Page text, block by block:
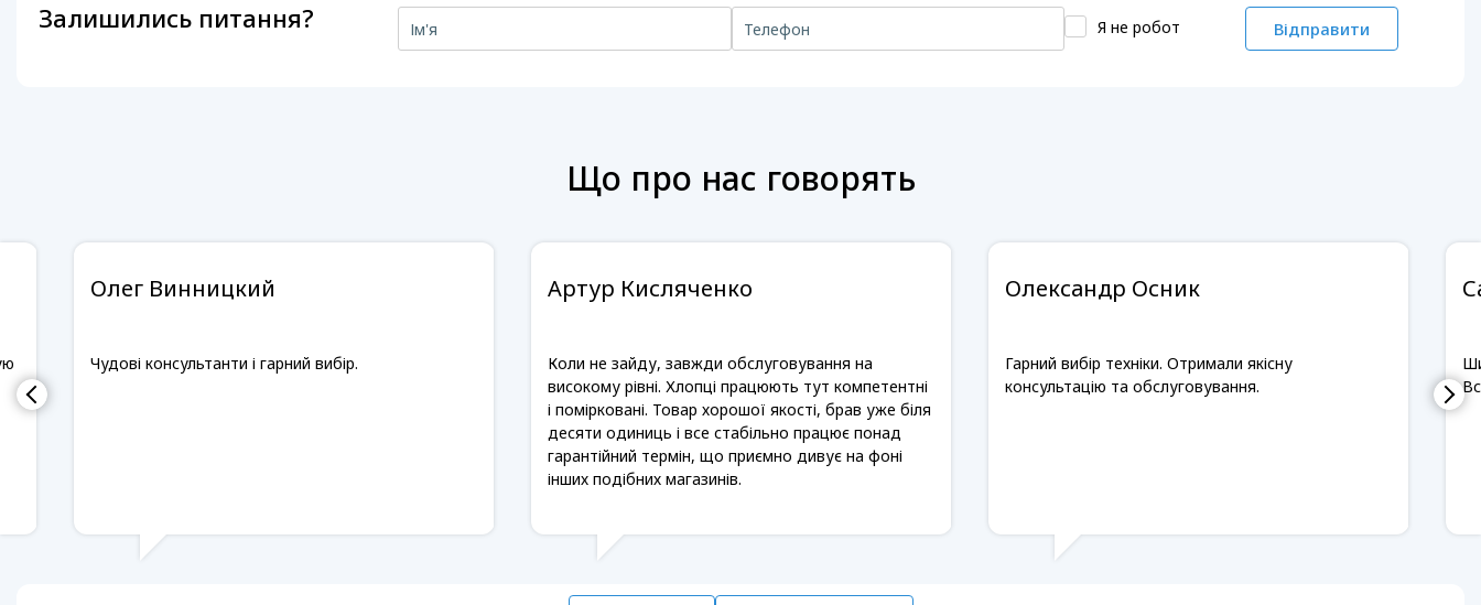
Залишились питання? Я не робот Відправити
Що про нас говорять
Олег Винницкий
Чудові консультанти і гарний вибір.
Артур Кисляченко
Коли не зайду, завжди обслуговування на
високому рівні. Хлопці працюють тут компетентні
і помірковані. Товар хорошої якості, брав уже біля
десяти одиниць і все стабільно працює понад
гарантійний термін, що приємно дивує на фоні
інших подібних магазинів.
Олександр Осник
Гарний вибір техніки. Отримали якісну
консультацію та обслуговування.